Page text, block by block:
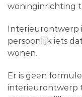
woninginrichting
Interieurontwerp
persoonlijk iets
wonen.
Er is geen
interieurontwerp